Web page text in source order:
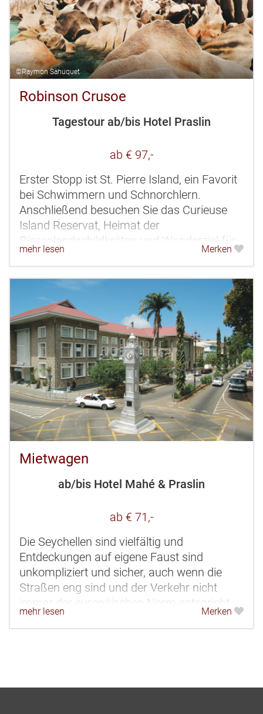
©Raymon Sahuquet
Robinson Crusoe
Tagestour ab/bis Hotel Praslin
ab € 97,-
Erster Stopp ist St. Pierre Island, ein Favorit
bei Schwimmern und Schnorchlern.
Anschließend besuchen Sie das Curieuse
Island Reservat, Heimat der
Riesenlandschildkröten und Wanderziel für
eine Tour durch die Berge und
Mangrovensümpfe....
mehr lesen Merken
Mietwagen
ab/bis Hotel Mahé & Praslin
ab € 71,-
Die Seychellen sind vielfältig und
Entdeckungen auf eigene Faust sind
unkompliziert und sicher, auch wenn die
Straßen eng sind und der Verkehr nicht
immer der europäischen Norm entspricht.
Eine Fahrt in die Hauptstadt Victoria, ein...
mehr lesen Merken